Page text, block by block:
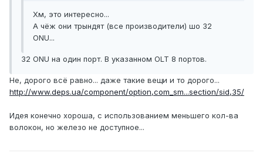
Хм, это интересно...
А чёж они трындят (все производители) шо 32
ONU...
32 ONU на один порт. В указанном OLT 8 портов.
Не, дорого всё равно... даже такие вещи и то дорого...
http://www.deps.ua/component/option,com_sm...section/sid,35/
Идея конечно хороша, с использованием меньшего кол-ва
волокон, но железо не доступное...